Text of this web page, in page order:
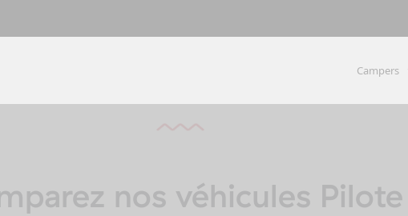
Campers
nos véhicules Pilote